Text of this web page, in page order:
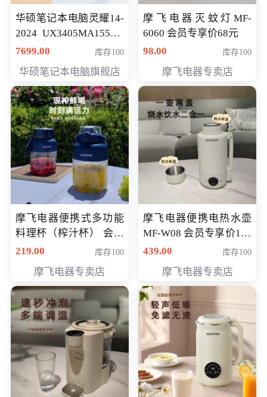
华硕笔记本电脑灵耀14-
2024 UX3405MA155夜
空蓝 oled 智慧轻薄本 会
7699.00 库存100
华硕笔记本电脑旗舰店
摩飞电器灭蚊灯MF-
6060 会员专享价68元
98.00
库存100
摩飞电器专卖店
摩飞电器便携式多功能
料理杯（榨汁杯） 会员
专享价118元
219.00 库存100
摩飞电器专卖店
摩飞电器便携电热水壶
MF-W08 会员专享价198
元
439.00 库存100
摩飞电器专卖店